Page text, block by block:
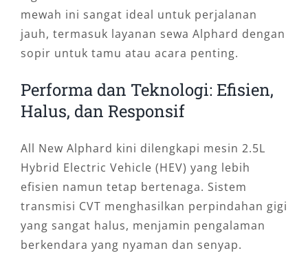
mewah ini sangat ideal untuk perjalanan
jauh, termasuk layanan sewa Alphard dengan
sopir untuk tamu atau acara penting.
Performa dan Teknologi: Efisien,
Halus, dan Responsif
All New Alphard kini dilengkapi mesin 2.5L
Hybrid Electric Vehicle (HEV) yang lebih
efisien namun tetap bertenaga. Sistem
transmisi CVT menghasilkan perpindahan gigi
yang sangat halus, menjamin pengalaman
berkendara yang nyaman dan senyap.